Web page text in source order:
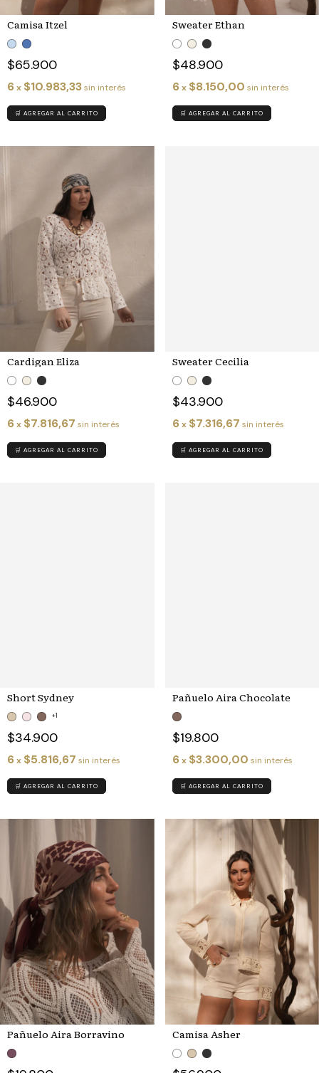
Camisa Itzel
$65.900
6x $10.983,33sin interés
🛒 AGREGAR AL CARRITO
Sweater Ethan
$48.900
6 x $8.150,00 sin interés
🛒 AGREGAR AL CARRITO
Cardigan Eliza
$46.900
6x $7.816,67 sin interés
🛒 AGREGAR AL CARRITO
Sweater Cecilia
$43.900
6 x $7.316,67 sin interés
🛒 AGREGAR AL CARRITO
Short Sydney
+1
$34.900
6x $5.816,67 sin interés
🛒 AGREGAR AL CARRITO
Pañuelo Aira Chocolate
$19.800
6 x $3.300,00 sin interés
🛒 AGREGAR AL CARRITO
Pañuelo Aira Borravino Camisa Asher